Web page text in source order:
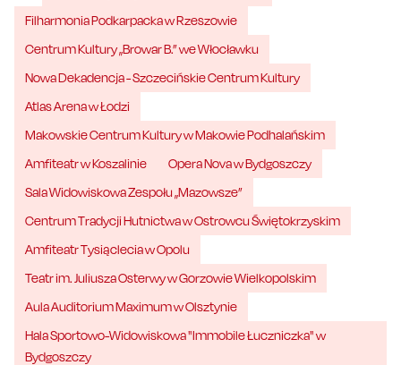
Filharmonia Podkarpacka w Rzeszowie
Centrum Kultury „Browar B.” we Włocławku
Nowa Dekadencja - Szczecińskie Centrum Kultury
Atlas Arena w Łodzi
Makowskie Centrum Kultury w Makowie Podhalańskim
Amfiteatr w Koszalinie
Opera Nova w Bydgoszczy
Sala Widowiskowa Zespołu „Mazowsze”
Centrum Tradycji Hutnictwa w Ostrowcu Świętokrzyskim
Amfiteatr Tysiąclecia w Opolu
Teatr im. Juliusza Osterwy w Gorzowie Wielkopolskim
Aula Auditorium Maximum w Olsztynie
Hala Sportowo-Widowiskowa "Immobile Łuczniczka" w
Bydgoszczy